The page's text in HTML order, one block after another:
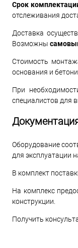
Срок
отслеживания
Доставка
Возможны
Стоимость
основания и
При
специалистов для
Оборудование
для эксплуатации
В комплект
На комплекс
конструкции.
Получить